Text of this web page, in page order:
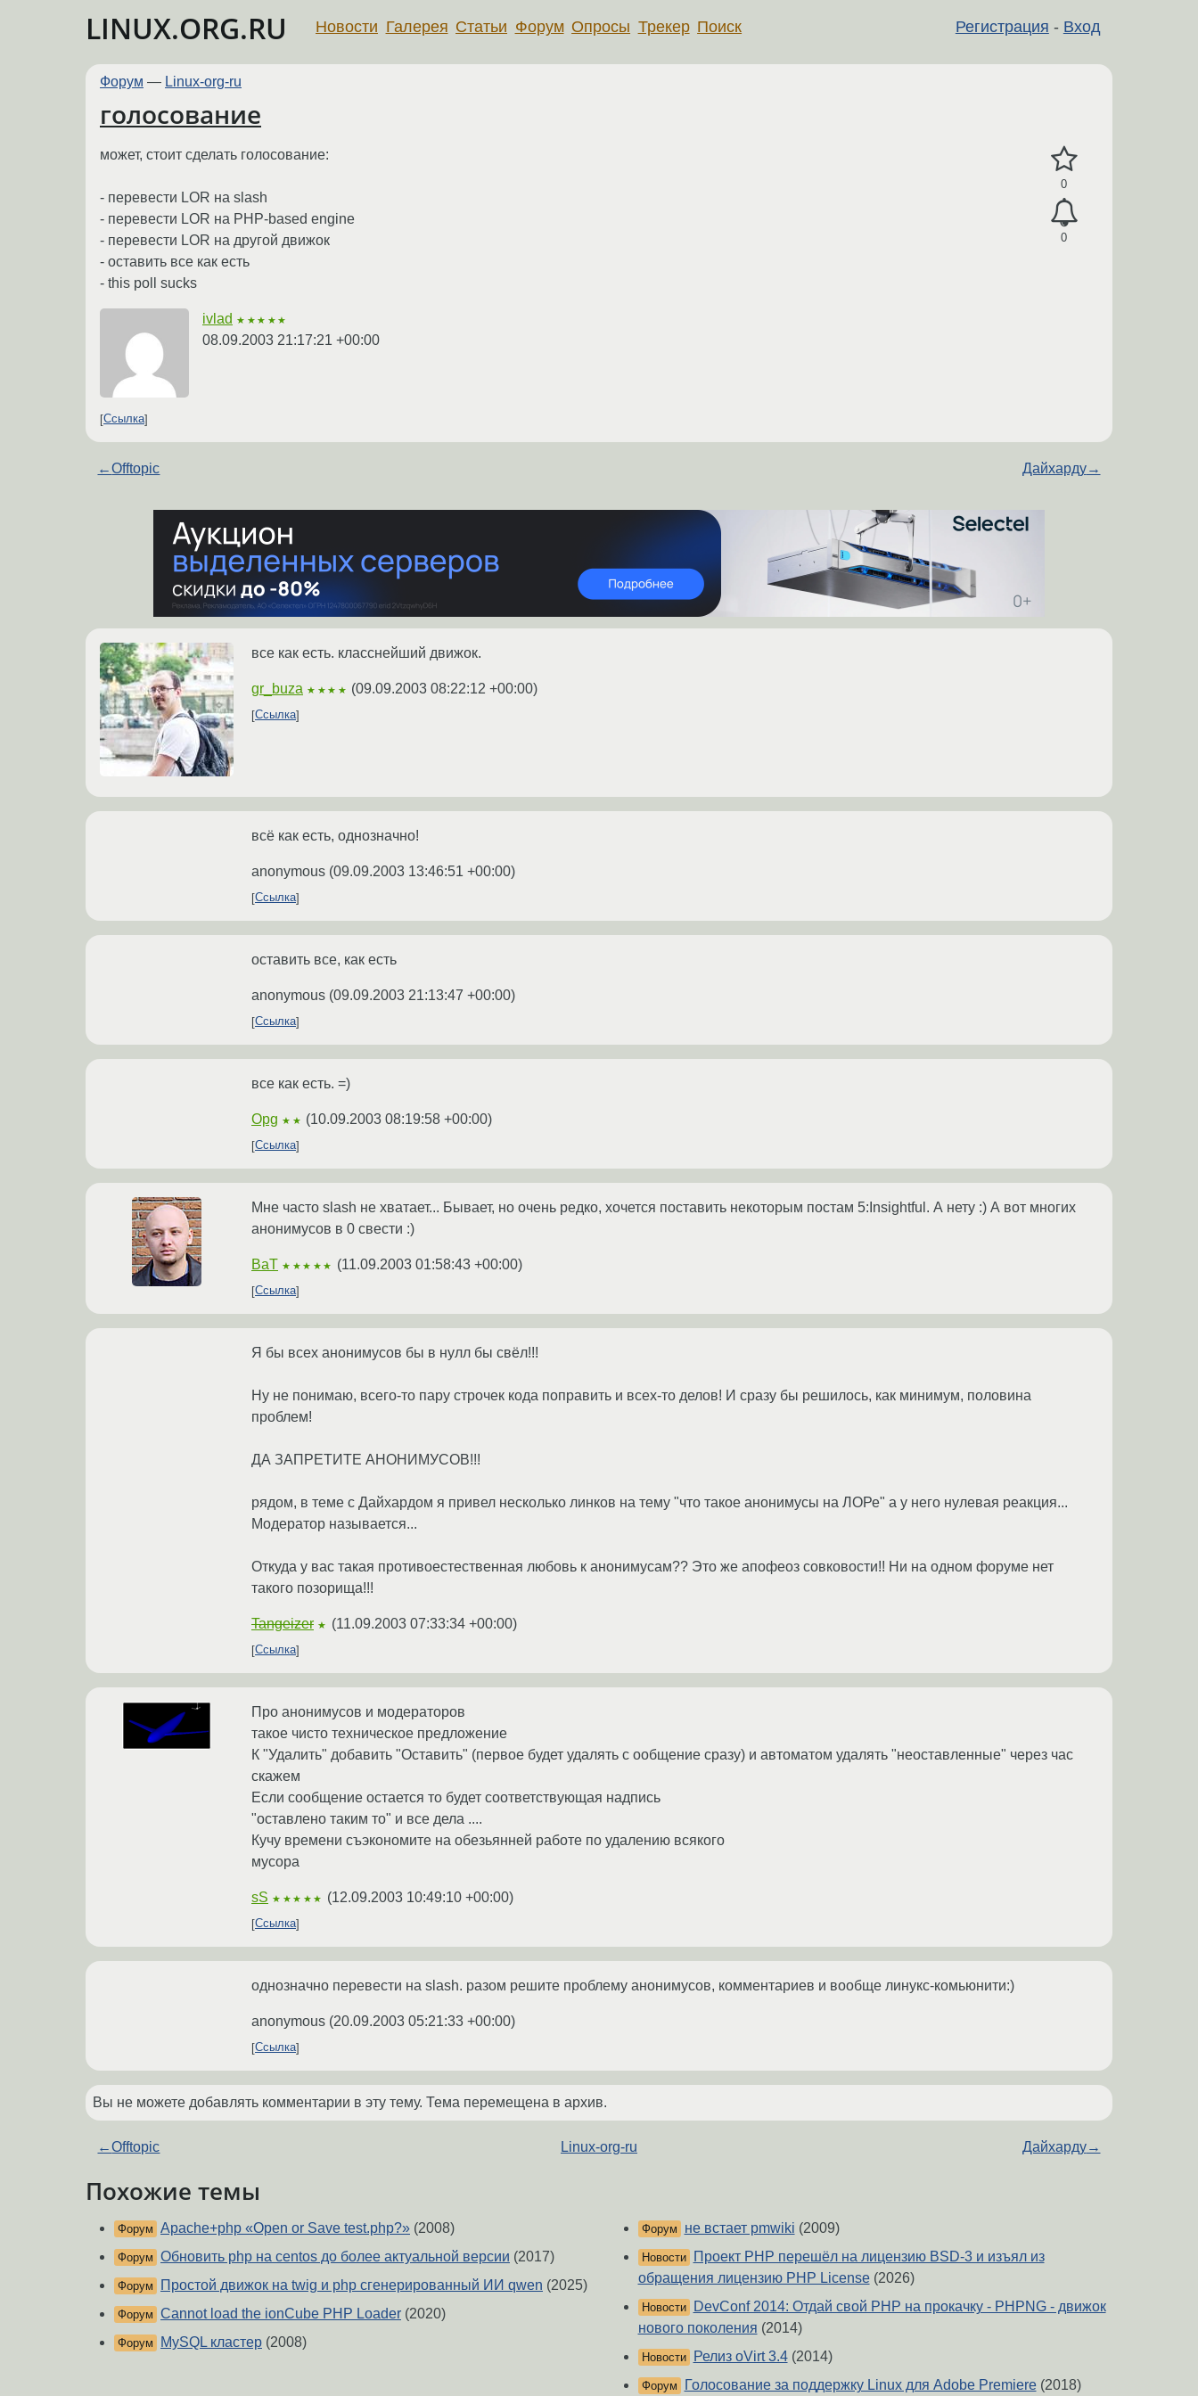
LINUX.ORG.RU Регистрация - Вход
Новости Галерея Статьи Форум Опросы Трекер Поиск
Форум — Linux-org-ru
голосование
0
0
может, стоит сделать голосование:
- перевести LOR на slash
- перевести LOR на PHP-based engine
- перевести LOR на другой движок
- оставить все как есть
- this poll sucks
ivlad ★★★★★
08.09.2003 21:17:21 +00:00
Ссылка
←Offtopic Дайхарду→
все как есть. класснейший движок.
gr_buza ★★★★ (09.09.2003 08:22:12 +00:00)
Ссылка
всё как есть, однозначно!
anonymous (09.09.2003 13:46:51 +00:00)
Ссылка
оставить все, как есть
anonymous (09.09.2003 21:13:47 +00:00)
Ссылка
все как есть. =)
Opg ★★ (10.09.2003 08:19:58 +00:00)
Ссылка
Мне часто slash не хватает... Бывает, но очень редко, хочется поставить некоторым постам 5:Insightful. А нету :) А вот многих
анонимусов в 0 свести :)
BaT ★★★★★ (11.09.2003 01:58:43 +00:00)
Ссылка
Я бы всех анонимусов бы в нулл бы свёл!!!
Ну не понимаю, всего-то пару строчек кода поправить и всех-то делов! И сразу бы решилось, как минимум, половина
проблем!
ДА ЗАПРЕТИТЕ АНОНИМУСОВ!!!
рядом, в теме с Дайхардом я привел несколько линков на тему "что такое анонимусы на ЛОРе" а у него нулевая реакция...
Модератор называется...
Откуда у вас такая противоестественная любовь к анонимусам?? Это же апофеоз совковости!! Ни на одном форуме нет
такого позорища!!!
Tangeizer ★ (11.09.2003 07:33:34 +00:00)
Ссылка
Про анонимусов и модераторов
такое чисто техническое предложение
К "Удалить" добавить "Оставить" (первое будет удалять с ообщение сразу) и автоматом удалять "неоставленные" через час
скажем
Если сообщение остается то будет соответствующая надпись
"оставлено таким то" и все дела ....
Кучу времени съэкономите на обезьянней работе по удалению всякого
мусора
sS ★★★★★ (12.09.2003 10:49:10 +00:00)
Ссылка
однозначно перевести на slash. разом решите проблему анонимусов, комментариев и вообще линукс-комьюнити:)
anonymous (20.09.2003 05:21:33 +00:00)
Ссылка
Вы не можете добавлять комментарии в эту тему. Тема перемещена в архив.
←Offtopic Linux-org-ru Дайхарду→
Похожие темы
Форум Apache+php «Open or Save test.php?» (2008)
Форум Обновить php на centos до более актуальной версии (2017)
Форум Простой движок на twig и php сгенерированный ИИ qwen (2025)
Форум Cannot load the ionCube PHP Loader (2020)
Форум MySQL кластер (2008)
Форум не встает pmwiki (2009)
Новости
Проект PHP перешёл на лицензию BSD-3 и изъял из
обращения лицензию PHP License(2026)
Новости
DevConf 2014: Отдай свой PHP на прокачку - PHPNG - движок
нового поколения (2014)
Новости Релиз oVirt 3.4(2014)
Форум Голосование за поддержку Linux для Adobe Premiere(2018)